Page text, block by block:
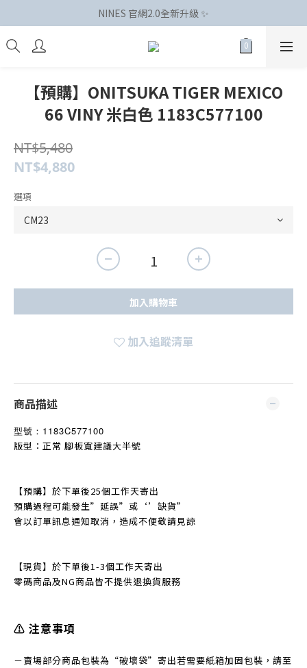
NINES 官網2.0全新升級 ✨
【預購】ONITSUKA TIGER MEXICO
66 VINY 米白色 1183C577100
NT$5,480
NT$4,880
選項
加入購物車
加入追蹤清單
商品描述
型號： 1183C577100
版型：正常 腳板寬建議大半號
【預購】於下單後25個工作天寄出
預購過程可能發生” 延誤” 或‘’缺貨”
會以訂單訊息通知取消，造成不便敬請見諒
【現貨】於下單後1-3個工作天寄出
零碼商品及NG商品皆不提供退換貨服務
⚠️ 注意事項
－賣場部分商品包裝為“破壞袋”寄出若需要紙箱加固包裝，請至